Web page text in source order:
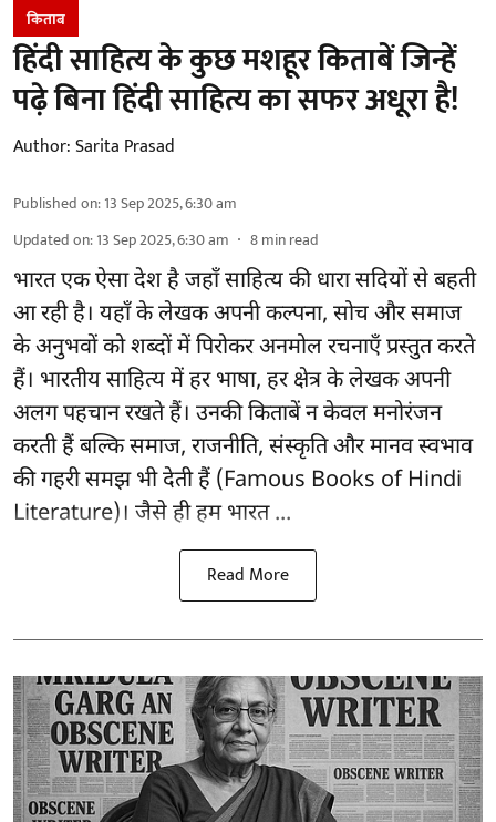
किताब
हिंदी साहित्य के कुछ मशहूर किताबें जिन्हें
पढ़े बिना हिंदी साहित्य का सफर अधूरा है!
Author:Sarita Prasad
Published on:13 Sep 2025, 6:30 am
Updated on:13 Sep 2025, 6:30 am 8min read
भारत एक ऐसा देश है जहाँ साहित्य की धारा सदियों से बहती
आ रही है। यहाँ के लेखक अपनी कल्पना, सोच और समाज
के अनुभवों को शब्दों में पिरोकर अनमोल रचनाएँ प्रस्तुत करते
हैं। भारतीय साहित्य में हर भाषा, हर क्षेत्र के लेखक अपनी
अलग पहचान रखते हैं। उनकी किताबें न केवल मनोरंजन
करती हैं बल्कि समाज, राजनीति, संस्कृति और मानव स्वभाव
की गहरी समझ भी देती हैं (Famous Books of Hindi
Literature)। जैसे ही हम भारत ...
Read More